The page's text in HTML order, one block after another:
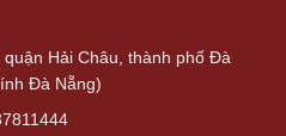
Hải Châu, thành phố Đà
Đà Nẵng)